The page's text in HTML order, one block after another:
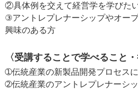
②具体例を交えて経営学を学びた
③アントレプレナーシップやオー
興味のある方
〈受講することで学べること
➀伝統産業の新製品開発プロセス
➁伝統産業のアントレプレナーシ